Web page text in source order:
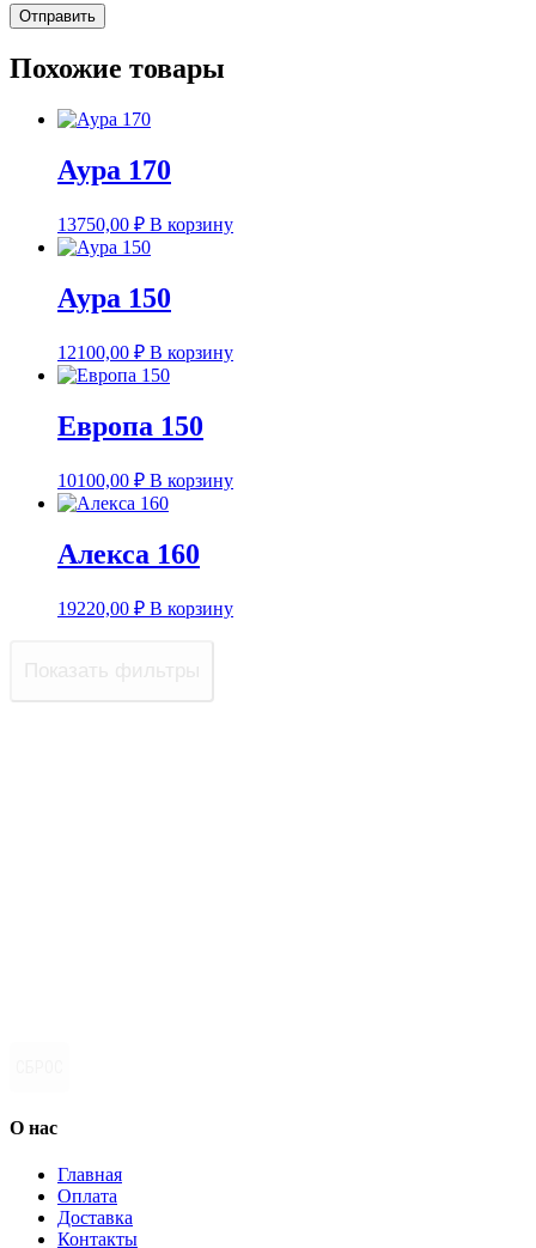
Похожие товары
Аура 170
13750,00 ₽ В корзину
Аура 150
12100,00 ₽ В корзину
Европа 150
10100,00 ₽ В корзину
Алекса 160
19220,00 ₽ В корзину
О нас
Главная
Оплата
Доставка
Контакты